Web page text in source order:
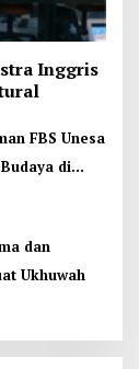
Inggris
FBS Unesa
di
dan
Ukhuwah